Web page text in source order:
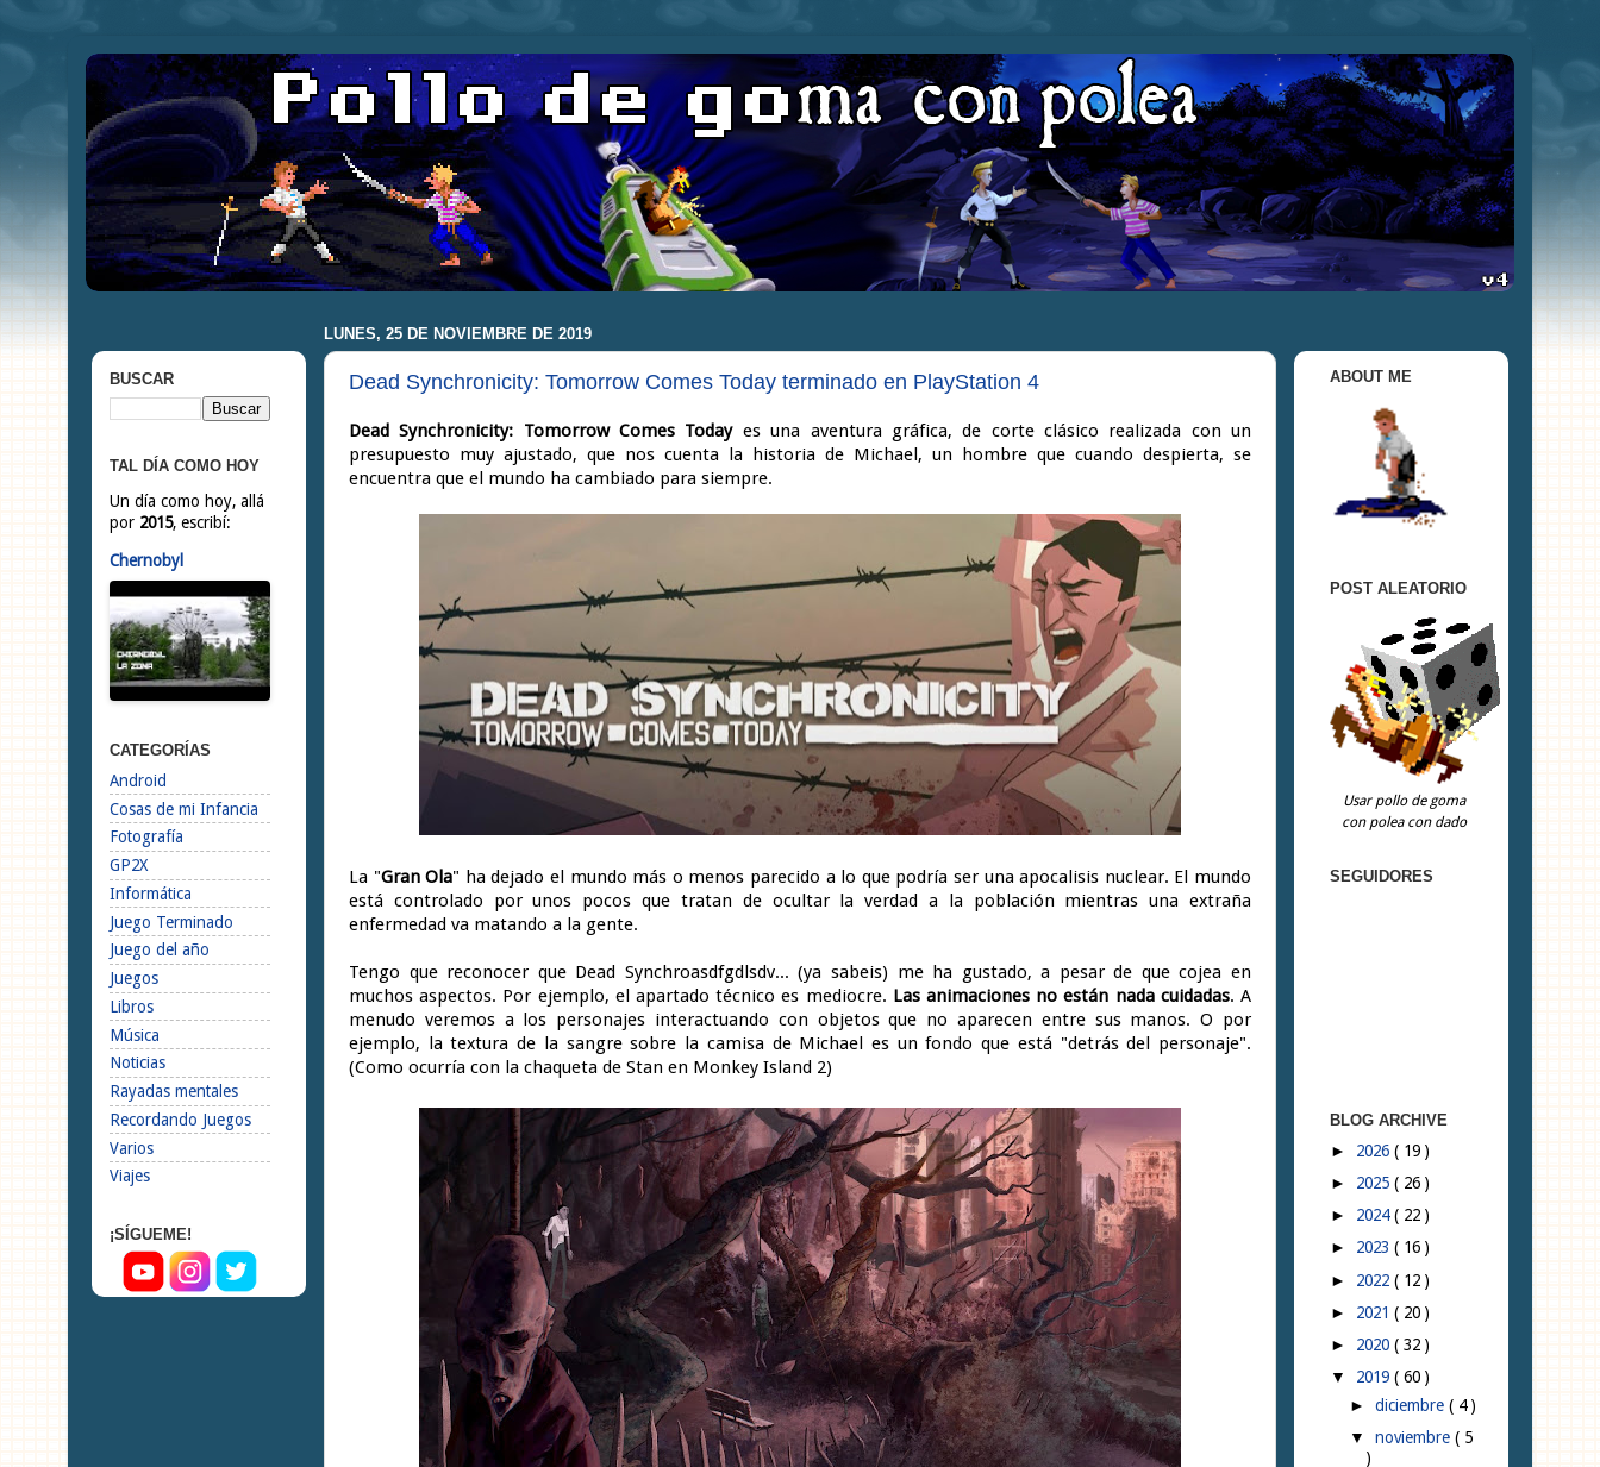
LUNES, 25 DE NOVIEMBRE DE 2019
Dead Synchronicity: Tomorrow Comes Today terminado en PlayStation 4
Dead Synchronicity: Tomorrow Comes Today es una aventura gráfica, de corte clásico realizada con un
presupuesto muy ajustado, que nos cuenta la historia de Michael, un hombre que cuando despierta, se
encuentra que el mundo ha cambiado para siempre.
La "Gran Ola" ha dejado el mundo más o menos parecido a lo que podría ser una apocalisis nuclear. El mundo
está controlado por unos pocos que tratan de ocultar la verdad a la población mientras una extraña
enfermedad va matando a la gente.
Tengo que reconocer que Dead Synchroasdfgdlsdv... (ya sabeis) me ha gustado, a pesar de que cojea en
muchos aspectos. Por ejemplo, el apartado técnico es mediocre. Las animaciones no están nada cuidadas. A
menudo veremos a los personajes interactuando con objetos que no aparecen entre sus manos. O por
ejemplo, la textura de la sangre sobre la camisa de Michael es un fondo que está "detrás del personaje".
(Como ocurría con la chaqueta de Stan en Monkey Island 2)
BUSCAR
TAL DÍA COMO HOY
Un día como hoy, allá
por 2015, escribí:
Chernobyl
CATEGORÍAS
Android
Cosas de mi Infancia
Fotografía
GP2X
Informática
Juego Terminado
Juego del año
Juegos
Libros
Música
Noticias
Rayadas mentales
Recordando Juegos
Varios
Viajes
¡SÍGUEME!
ABOUT ME
POST ALEATORIO
Usar pollo de goma
con polea con dado
SEGUIDORES
BLOG ARCHIVE
► 2026 ( 19 )
► 2025 ( 26 )
► 2024( 22 )
► 2023 ( 16 )
► 2022 ( 12 )
► 2021 ( 20 )
► 2020 ( 32 )
▼ 2019 ( 60 )
►diciembre( 4 )
▼noviembre( 5
)